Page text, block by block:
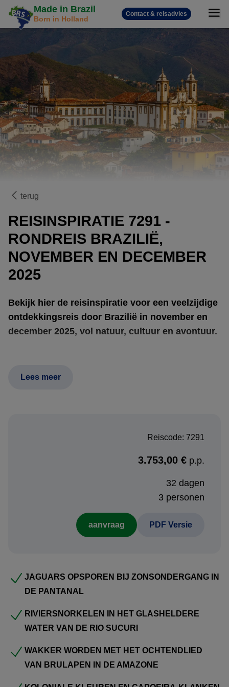
Made in Brazil
Born in Holland
Contact & reisadvies
terug
REISINSPIRATIE 7291 -
RONDREIS BRAZILIË,
NOVEMBER EN DECEMBER
2025
Bekijk hier de reisinspiratie voor een veelzijdige
ontdekkingsreis door Brazilië in november en
december 2025, vol natuur, cultuur en avontuur.
sluipen. Na het moeras wacht het kristalheldere water van
Bom Jardim; zweef tijdens een riviersnorkeltocht als in een
De reis trekt noordwaarts naar het Amazonewoud. In een
afgelegen lodge wekt het ochtendkoor van brulapen u,
gevolgd door peddeltochten langs igarapés, bezoek aan
Bahia u met koloniale pastelgevels, capoeira-klanken en
afro-Braziliaanse smaken.
Via de goudroute verkent u met uw eigen huurauto de
geschiedenis tot leven komt in kerken vol bladgoud. Sluit
af in Rio: fiets langs de iconische stranden en laat het
Lees meer
Reiscode: 7291
3.753,00 € p.p.
32 dagen
3 personen
aanvraag PDF Versie
JAGUARS OPSPOREN BIJ ZONSONDERGANG IN
DE PANTANAL
RIVIERSNORKELEN IN HET GLASHELDERE
WATER VAN DE RIO SUCURI
WAKKER WORDEN MET HET OCHTENDLIED
VAN BRULAPEN IN DE AMAZONE